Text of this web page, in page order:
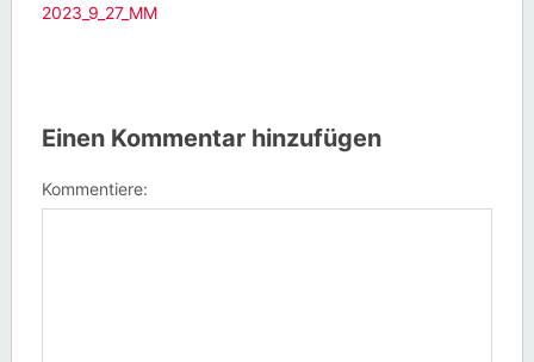
2023_9_27_MM
Einen Kommentar hinzufügen
Kommentiere: